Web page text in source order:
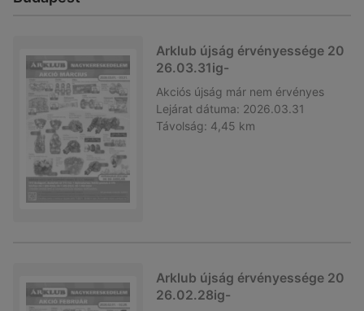
Arklub újság érvényessége 20
26.03.31ig-
Akciós újság már nem érvényes
Lejárat dátuma: 2026.03.31
Távolság: 4,45 km
Arklub újság érvényessége 20
26.02.28ig-